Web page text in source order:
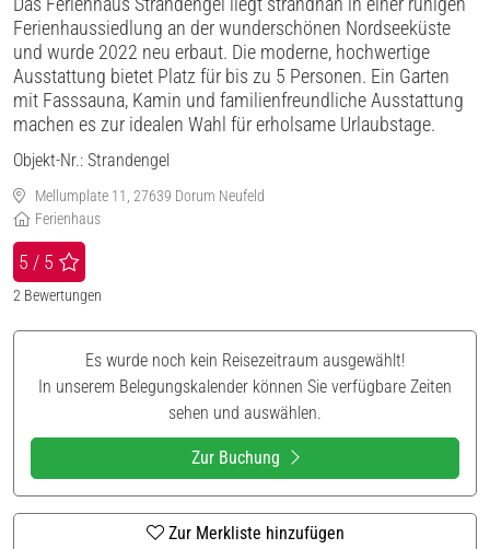
Das Ferienhaus Strandengel liegt strandnah in einer ruhigen
Ferienhaussiedlung an der wunderschönen Nordseeküste
und wurde 2022 neu erbaut. Die moderne, hochwertige
Ausstattung bietet Platz für bis zu 5 Personen. Ein Garten
mit Fasssauna, Kamin und familienfreundliche Ausstattung
machen es zur idealen Wahl für erholsame Urlaubstage.
Objekt-Nr.: Strandengel
Mellumplate 11, 27639 Dorum Neufeld
Ferienhaus
5 / 5
2 Bewertungen
Es wurde noch kein Reisezeitraum ausgewählt!
In unserem Belegungskalender können Sie verfügbare Zeiten
sehen und auswählen.
Zur Buchung
Zur Merkliste hinzufügen